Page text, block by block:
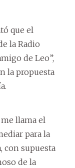
que el
la Radio
de Leo”,
la propuesta
llama el
para la
con supuesta
de la